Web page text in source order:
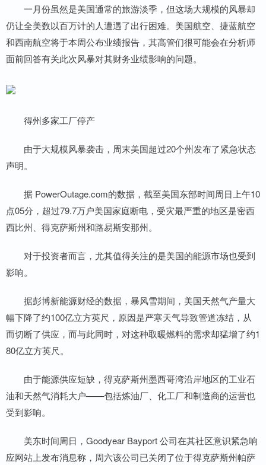
一月份虽然是美国通常的旅游淡季，但这场大规模的风暴却
仍让全美数以百万计的人遭遇了出行困难。美国航空、捷蓝航空
和西南航空将于本周公布业绩报告，其高管们很可能会在分析师
面前回答有关此次风暴对其财务业绩影响的问题。
得州多家工厂停产
由于大规模风暴袭击，周末美国超过20个州发布了紧急状态
声明。
据 PowerOutage.com的数据，截至美国东部时间周日上午10
点05分，超过79.7万户美国家庭断电，受灾最严重的地区是密西
西比州、得克萨斯州和路易斯安那州。
对于投资者而言，尤其值得关注的是美国的能源市场也受到
影响。
据彭博新能源财经的数据，暴风雪期间，美国天然气产量大
幅下降了约100亿立方英尺，原因是严寒天气导致管道冻结，从
而切断了供应，而与此同时，对这种取暖燃料的需求却猛增了约1
80亿立方英尺。
由于能源供应短缺，得克萨斯州墨西哥湾沿岸地区的工业石
油和天然气消耗大户——包括炼油厂、化工厂和制造商的运营也
受到影响。
美东时间周日，Goodyear Bayport 公司在其社区意识紧急响
应网站上发布消息称，周六该公司已关闭了位于得克萨斯州帕萨